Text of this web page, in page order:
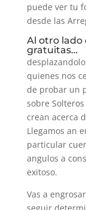
puede ver tu
desde las
Al otro lado
gratuitas…
quienes nos
de probar un
sobre
crean acerca
Llegamos an
particular
angulos a
exitoso.
Vas a